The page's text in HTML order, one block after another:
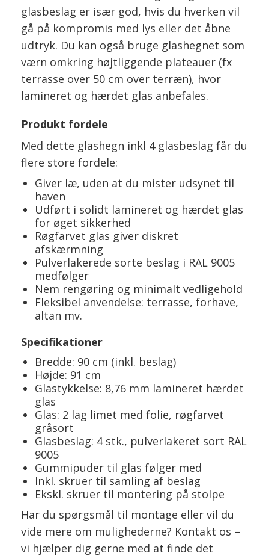
glasbeslag er især god, hvis du hverken vil
gå på kompromis med lys eller det åbne
udtryk. Du kan også bruge glashegnet som
værn omkring højtliggende plateauer (fx
terrasse over 50 cm over terræn), hvor
lamineret og hærdet glas anbefales.
Produkt fordele
Med dette glashegn inkl 4 glasbeslag får du
flere store fordele:
Giver læ, uden at du mister udsynet til
haven
Udført i solidt lamineret og hærdet glas
for øget sikkerhed
Røgfarvet glas giver diskret
afskærmning
Pulverlakerede sorte beslag i RAL 9005
medfølger
Nem rengøring og minimalt vedligehold
Fleksibel anvendelse: terrasse, forhave,
altan mv.
Specifikationer
Bredde: 90 cm (inkl. beslag)
Højde: 91 cm
Glastykkelse: 8,76 mm lamineret hærdet
glas
Glas: 2 lag limet med folie, røgfarvet
gråsort
Glasbeslag: 4 stk., pulverlakeret sort RAL
9005
Gummipuder til glas følger med
Inkl. skruer til samling af beslag
Ekskl. skruer til montering på stolpe
Har du spørgsmål til montage eller vil du
vide mere om mulighederne? Kontakt os –
vi hjælper dig gerne med at finde det